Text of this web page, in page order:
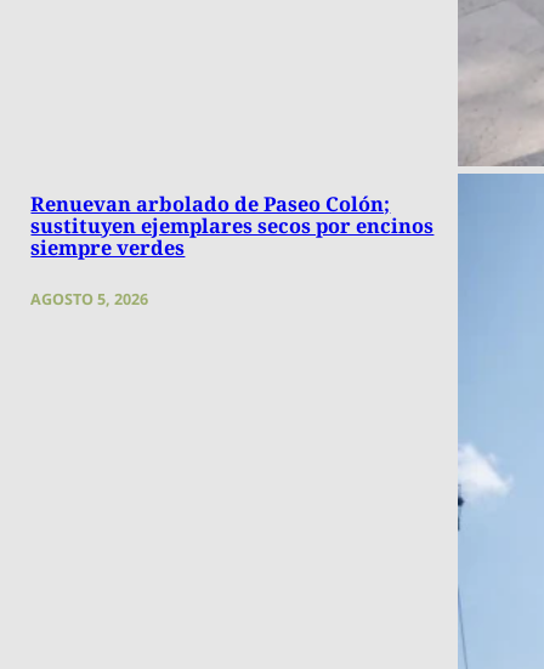
Renuevan arbolado de Paseo Colón;
sustituyen ejemplares secos por encinos
siempre verdes
AGOSTO 5, 2026